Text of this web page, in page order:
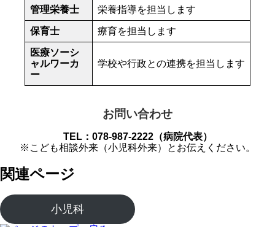
管理栄養士 栄養指導を担当します
保育士 療育を担当します
医療ソーシ
ャルワーカ
ー
学校や行政との連携を担当します
お問い合わせ
TEL：078-987-2222（病院代表）
※こども相談外来（小児科外来）とお伝えください。
関連ページ
小児科